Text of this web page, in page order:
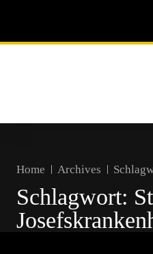
Home Archives
Schlagwort: St